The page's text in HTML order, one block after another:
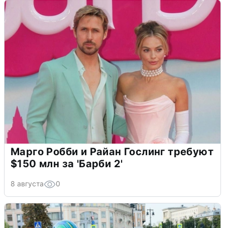
Марго Робби и Райан Гослинг требуют
$150 млн за 'Барби 2'
8 августа 0